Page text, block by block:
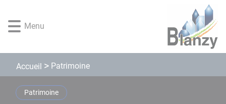
rapide
menu
rapide
contenu
principal
rapide
la
recherche
rapide
pied
page
Menu
Accueil Patrimoine
Patrimoine